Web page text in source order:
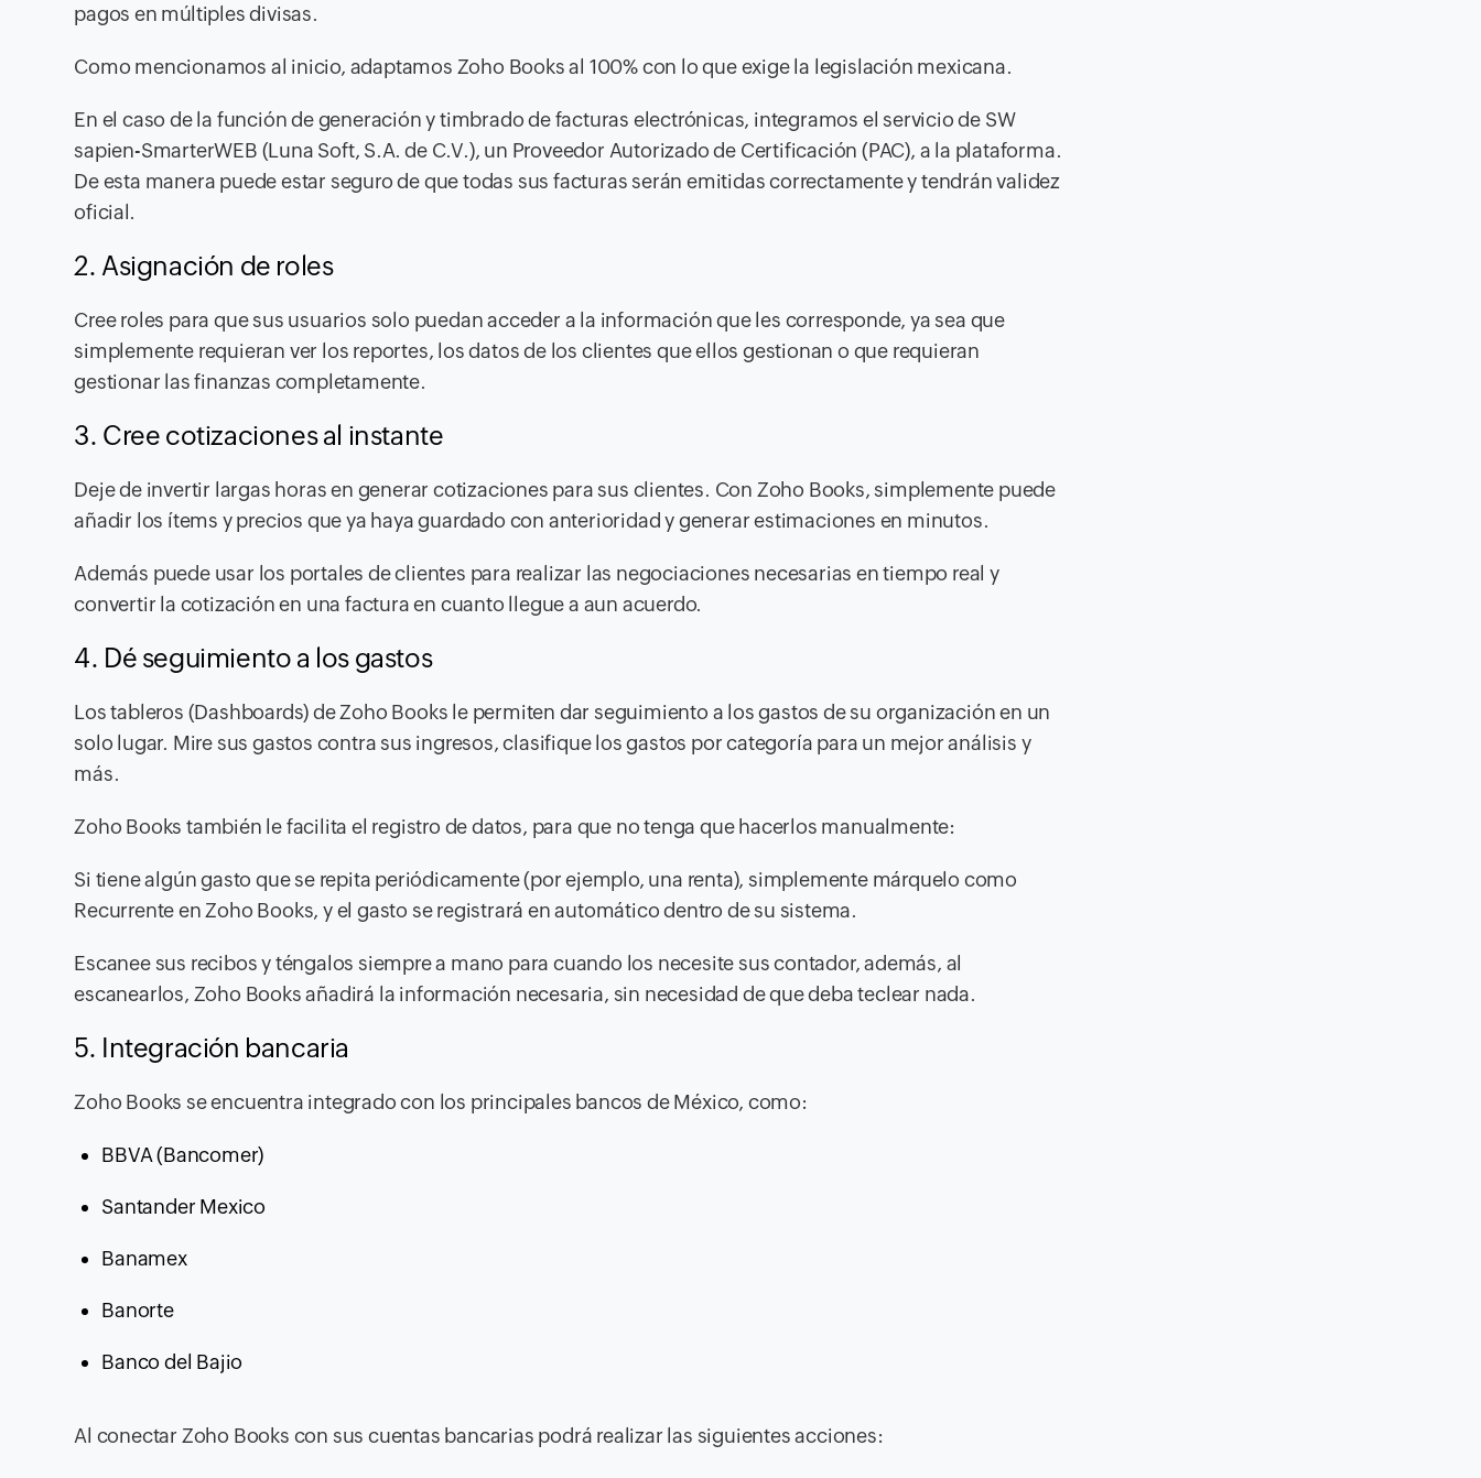
pagos en múltiples divisas.
Como mencionamos al inicio, adaptamos Zoho Books al 100% con lo que exige la legislación mexicana.
En el caso de la función de generación y timbrado de facturas electrónicas, integramos el servicio de SW
sapien-SmarterWEB (Luna Soft, S.A. de C.V.), un Proveedor Autorizado de Certificación (PAC), a la plataforma.
De esta manera puede estar seguro de que todas sus facturas serán emitidas correctamente y tendrán validez
oficial.
2. Asignación de roles
Cree roles para que sus usuarios solo puedan acceder a la información que les corresponde, ya sea que
simplemente requieran ver los reportes, los datos de los clientes que ellos gestionan o que requieran
gestionar las finanzas completamente.
3. Cree cotizaciones al instante
Deje de invertir largas horas en generar cotizaciones para sus clientes. Con Zoho Books, simplemente puede
añadir los ítems y precios que ya haya guardado con anterioridad y generar estimaciones en minutos.
Además puede usar los portales de clientes para realizar las negociaciones necesarias en tiempo real y
convertir la cotización en una factura en cuanto llegue a aun acuerdo.
4. Dé seguimiento a los gastos
Los tableros (Dashboards) de Zoho Books le permiten dar seguimiento a los gastos de su organización en un
solo lugar. Mire sus gastos contra sus ingresos, clasifique los gastos por categoría para un mejor análisis y
más.
Zoho Books también le facilita el registro de datos, para que no tenga que hacerlos manualmente:
Si tiene algún gasto que se repita periódicamente (por ejemplo, una renta), simplemente márquelo como
Recurrente en Zoho Books, y el gasto se registrará en automático dentro de su sistema.
Escanee sus recibos y téngalos siempre a mano para cuando los necesite sus contador, además, al
escanearlos, Zoho Books añadirá la información necesaria, sin necesidad de que deba teclear nada.
5. Integración bancaria
Zoho Books se encuentra integrado con los principales bancos de México, como:
BBVA (Bancomer)
Santander Mexico
Banamex
Banorte
Banco del Bajio
Al conectar Zoho Books con sus cuentas bancarias podrá realizar las siguientes acciones: